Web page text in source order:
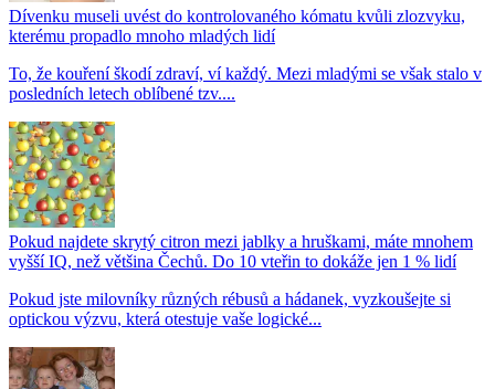
Dívenku museli uvést do kontrolovaného kómatu kvůli zlozvyku,
kterému propadlo mnoho mladých lidí
To, že kouření škodí zdraví, ví každý. Mezi mladými se však stalo v
posledních letech oblíbené tzv....
Pokud najdete skrytý citron mezi jablky a hruškami, máte mnohem
vyšší IQ, než většina Čechů. Do 10 vteřin to dokáže jen 1 % lidí
Pokud jste milovníky různých rébusů a hádanek, vyzkoušejte si
optickou výzvu, která otestuje vaše logické...